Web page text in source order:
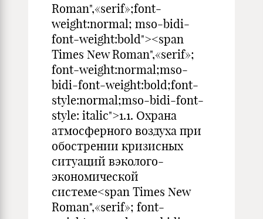
Roman",«serif»;font-
weight:normal; mso-bidi-
font-weight:bold"><span
Times New Roman",«serif»;
font-weight:normal;mso-
bidi-font-weight:bold;font-
style:normal;mso-bidi-font-
style: italic">1.1. Охрана
атмосферного воздуха при
обострении кризисных
ситуаций вэколого-
экономической
системе<span Times New
Roman",«serif»; font-